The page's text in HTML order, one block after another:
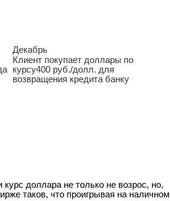
Декабрь
Клиент покупает доллары по
курсу400 руб./долл. для
возвращения кредита банку
доллара не только не возрос, но,
таков, что проигрывая на наличном